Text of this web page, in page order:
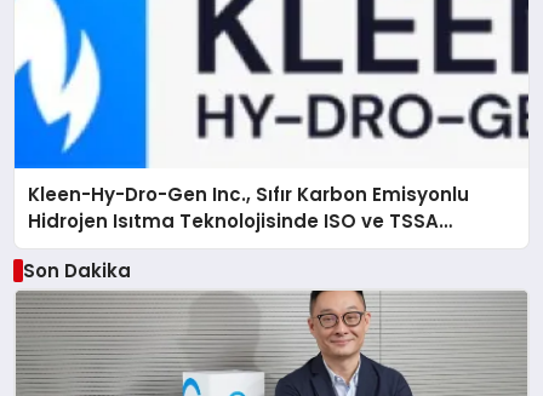
Kleen-Hy-Dro-Gen Inc., Sıfır Karbon Emisyonlu
Hidrojen Isıtma Teknolojisinde ISO ve TSSA
Düzenleyici Onaylarını Aldı
Son Dakika